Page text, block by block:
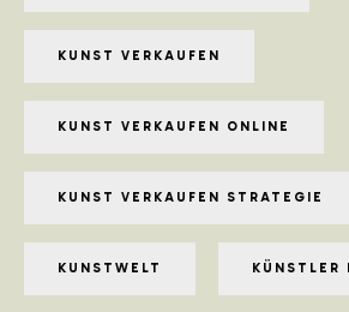
KUNST VERKAUFEN
KUNST VERKAUFEN ONLINE
KUNST VERKAUFEN STRATEGIE
KUNSTWELT KÜNSTLER